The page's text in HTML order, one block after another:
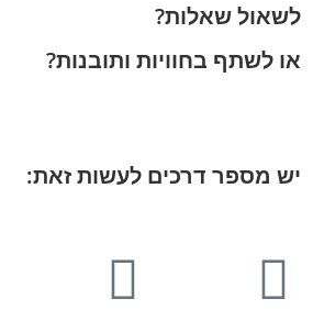
לשאול שאלות?
או לשתף בחוויות ותובנות?
יש מספר דרכים לעשות זאת: